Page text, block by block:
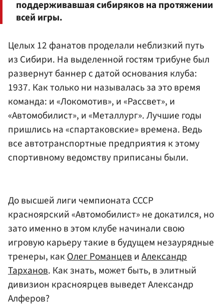
поддерживавшая сибиряков на протяжении
всей игры.
Целых 12 фанатов проделали неблизкий путь
из Сибири. На выделенной гостям трибуне был
развернут баннер с датой основания клуба:
1937. Как только ни называлась за это время
команда: и «Локомотив», и «Рассвет», и
«Автомобилист», и «Металлург». Лучшие годы
пришлись на «спартаковские» времена. Ведь
все автотранспортные предприятия к этому
спортивному ведомству приписаны были.
До высшей лиги чемпионата СССР
красноярский «Автомобилист» не докатился, но
зато именно в этом клубе начинали свою
игровую карьеру такие в будущем незаурядные
тренеры, как Олег Романцев иАлександр
Тарханов. Как знать, может быть, в элитный
дивизион красноярцев выведет Александр
Алферов?